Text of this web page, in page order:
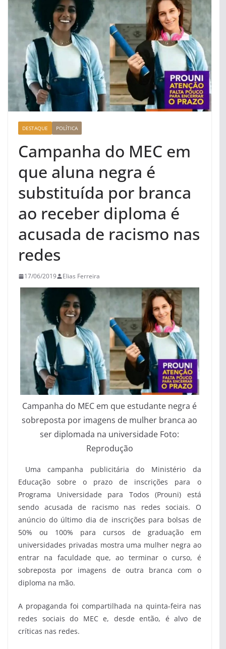
DESTAQUE POLÍTICA
Campanha do MEC em
que aluna negra é
substituída por branca
ao receber diploma é
acusada de racismo nas
redes
17/06/2019 Elias Ferreira
Campanha do MEC em que estudante negra é
sobreposta por imagens de mulher branca ao
ser diplomada na universidade Foto:
Reprodução
Uma campanha publicitária do Ministério da
Educação sobre o prazo de inscrições para o
Programa Universidade para Todos (Prouni) está
sendo acusada de racismo nas redes sociais. O
anúncio do último dia de inscrições para bolsas de
50% ou 100% para cursos de graduação em
universidades privadas mostra uma mulher negra ao
entrar na faculdade que, ao terminar o curso, é
sobreposta por imagens de outra branca com o
diploma na mão.
A propaganda foi compartilhada na quinta-feira nas
redes sociais do MEC e, desde então, é alvo de
críticas nas redes.